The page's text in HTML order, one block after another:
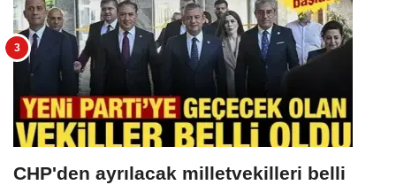
CHP'den ayrılacak milletvekilleri belli